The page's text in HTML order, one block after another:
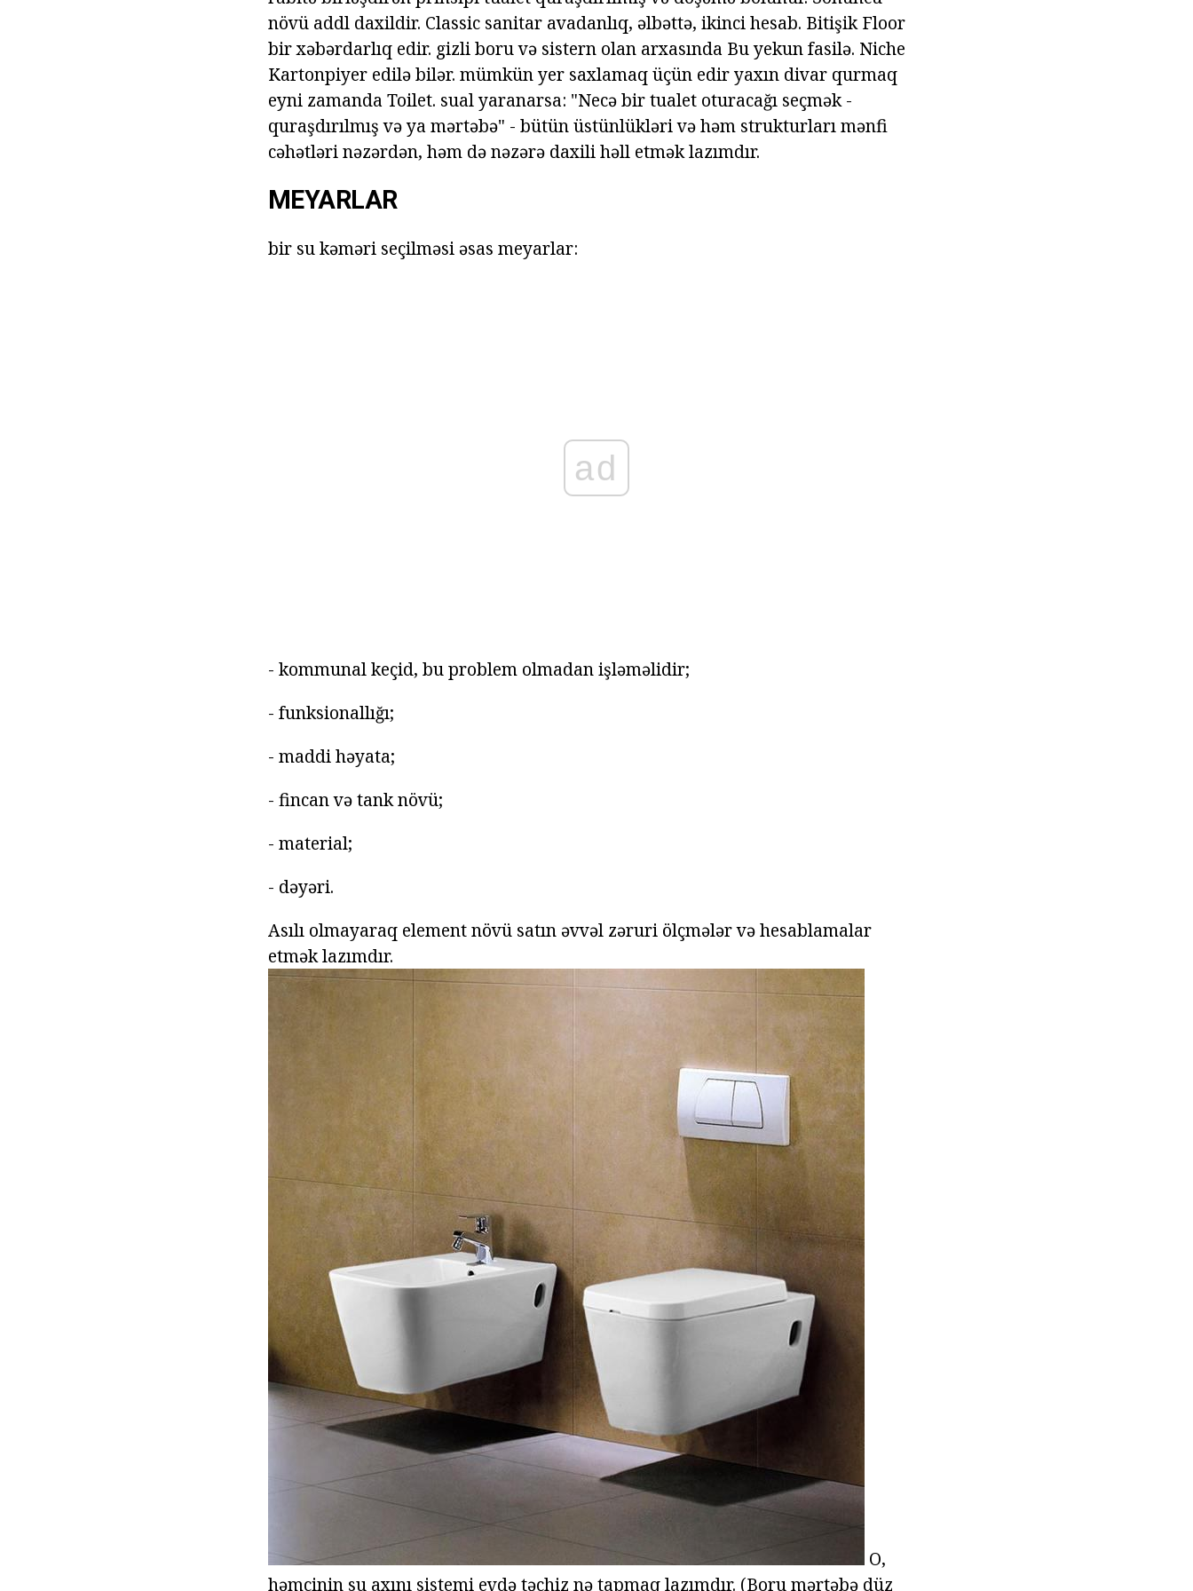
növü addl daxildir. Classic sanitar avadanlıq, əlbəttə, ikinci hesab. Bitişik Floor
bir xəbərdarlıq edir. gizli boru və sistern olan arxasında Bu yekun fasilə. Niche
Kartonpiyer edilə bilər. mümkün yer saxlamaq üçün edir yaxın divar qurmaq
eyni zamanda Toilet. sual yaranarsa: "Necə bir tualet oturacağı seçmək -
quraşdırılmış və ya mərtəbə" - bütün üstünlükləri və həm strukturları mənfi
cəhətləri nəzərdən, həm də nəzərə daxili həll etmək lazımdır.
MEYARLAR
bir su kəməri seçilməsi əsas meyarlar:
ad
- kommunal keçid, bu problem olmadan işləməlidir;
- funksionallığı;
- maddi həyata;
- fincan və tank növü;
- material;
- dəyəri.
Asılı olmayaraq element növü satın əvvəl zəruri ölçmələr və hesablamalar
etmək lazımdır.
O,
həmçinin su axını sistemi evdə təchiz nə tapmaq lazımdır. (Boru mərtəbə düz